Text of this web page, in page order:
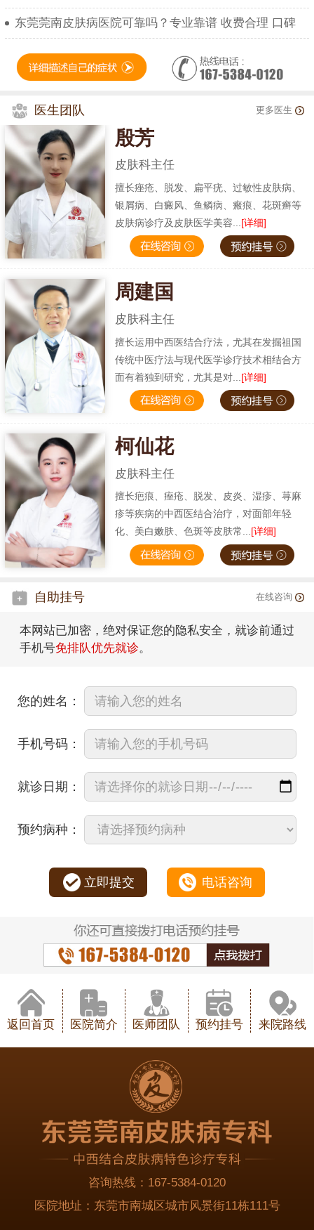
东莞莞南皮肤病医院可靠吗？专业靠谱 收费合理 口碑
医生团队 更多医生
殷芳
皮肤科主任
擅长痤疮、脱发、扁平疣、过敏性皮肤病、
银屑病、白癜风、鱼鳞病、瘢痕、花斑癣等
皮肤病诊疗及皮肤医学美容... [详细]
周建国
皮肤科主任
擅长运用中西医结合疗法，尤其在发掘祖国
传统中医疗法与现代医学诊疗技术相结合方
面有着独到研究，尤其是对... [详细]
柯仙花
皮肤科主任
擅长疤痕、痤疮、脱发、皮炎、湿疹、荨麻
疹等疾病的中西医结合治疗，对面部年轻
化、美白嫩肤、色斑等皮肤常...[详细]
自助挂号 在线咨询
本网站已加密，绝对保证您的隐私安全，就诊前通过
手机号免排队优先就诊。
您的姓名：
手机号码：
就诊日期：
预约病种：
立即提交 电话咨询
返回首页 医院简介 医师团队 预约挂号 来院路线
咨询热线： 167-5384-0120
医院地址： 东莞市南城区城市风景街11栋111号